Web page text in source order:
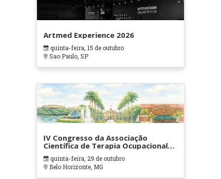
Artmed Experience 2026
quinta-feira, 15 de outubro
Sao Paulo, SP
IV Congresso da Associação
Científica de Terapia Ocupacional
em Contextos Hospitalares e
Cuidados Paliativos - ATOHOSP
quinta-feira, 29 de outubro
Belo Horizonte, MG